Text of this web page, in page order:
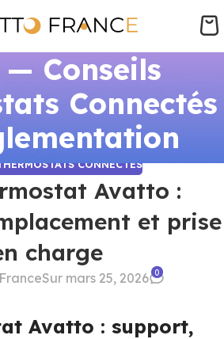
— Conseils
Connectés
CONNECTÉS
Avatto :
et prise
charge
Sur mars 25, 2026 0
Avatto : support,